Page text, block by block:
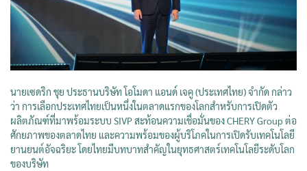
นายเซดริก ชุย ประธานบริษัท โอโมดา แอนด์ เจคู (ประเทศไทย) จำกัด กล่าว
ว่า การเลือกประเทศไทยเป็นหนึ่งในตลาดแรกของโลกสำหรับการเปิดตัว
ผลิตภัณฑ์ที่มาพร้อมระบบ SIVP สะท้อนความเชื่อมั่นของ CHERY Group ต่อ
ศักยภาพของตลาดไทย และความพร้อมของผู้บริโภคในการเปิดรับเทคโนโลยี
ยานยนต์อัจฉริยะ โดยไทยมีบทบาทสำคัญในยุทธศาสตร์เทคโนโลยีระดับโลก
ของบริษัท